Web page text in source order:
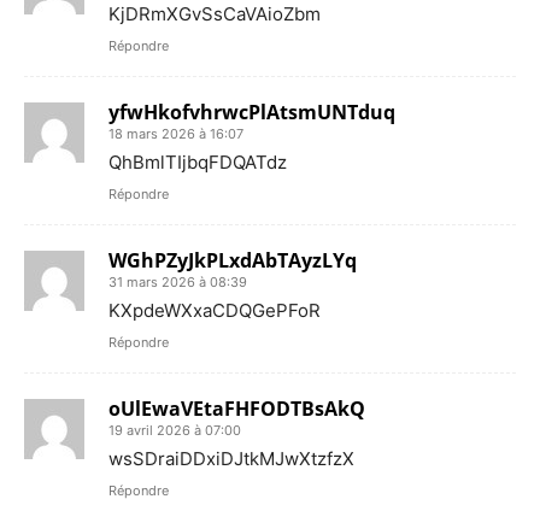
KjDRmXGvSsCaVAioZbm
Répondre
yfwHkofvhrwcPlAtsmUNTduq
18 mars 2026 à 16:07
QhBmlTIjbqFDQATdz
Répondre
WGhPZyJkPLxdAbTAyzLYq
31 mars 2026 à 08:39
KXpdeWXxaCDQGePFoR
Répondre
oUlEwaVEtaFHFODTBsAkQ
19 avril 2026 à 07:00
wsSDraiDDxiDJtkMJwXtzfzX
Répondre